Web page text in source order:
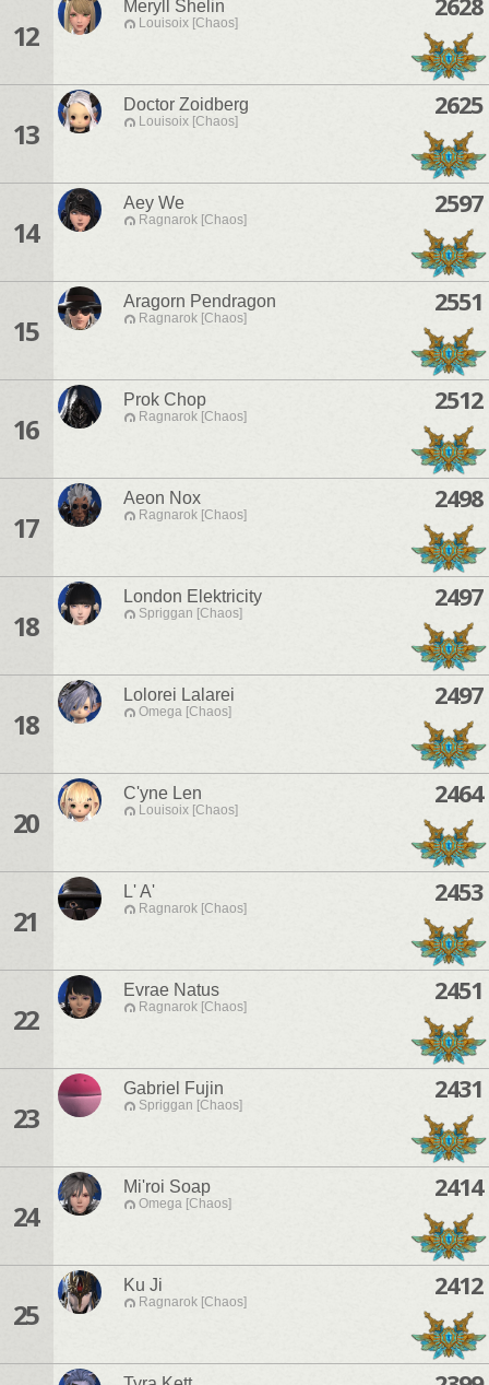
12
Meryll Shelin
Louisoix [Chaos]
13
Doctor Zoidberg
Louisoix [Chaos]
2625
14
Aey We
Ragnarok [Chaos]
2597
15
Aragorn Pendragon
Ragnarok [Chaos]
2551
16
Prok Chop
Ragnarok [Chaos]
2512
17
Aeon Nox
Ragnarok [Chaos]
2498
18
London Elektricity
Spriggan [Chaos]
2497
18
Lolorei Lalarei
Omega [Chaos]
2497
20
C'yne Len
Louisoix [Chaos]
2464
21
L' A'
Ragnarok [Chaos]
2453
22
Evrae Natus
Ragnarok [Chaos]
2451
23
Gabriel Fujin
Spriggan [Chaos]
2431
24
Mi'roi Soap
Omega [Chaos]
2414
25
Ku Ji
Ragnarok [Chaos]
2412